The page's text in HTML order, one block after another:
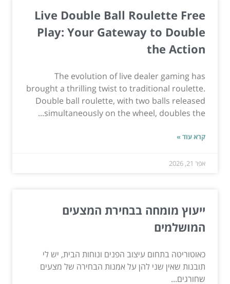
Live Double Ball Roulette Free
Play: Your Gateway to Double
the Action
The evolution of live dealer gaming has
brought a thrilling twist to traditional roulette.
Double ball roulette, with two balls released
simultaneously on the wheel, doubles the...
קרא עוד »
אפר 21, 2026
ייעוץ מומחה בבחירת המצעים
המושלמים
כאוטוריטה בתחום עיצוב הפנים ונוחות הבית, יש לי
תובנות שאין שני להן על אמנות הבחירה של מצעים
שחורגים...